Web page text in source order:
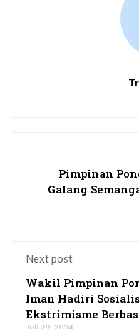
Pimpinan
Galang
Next post
Wakil Pimpinan
Iman Hadiri
Ekstrimisme